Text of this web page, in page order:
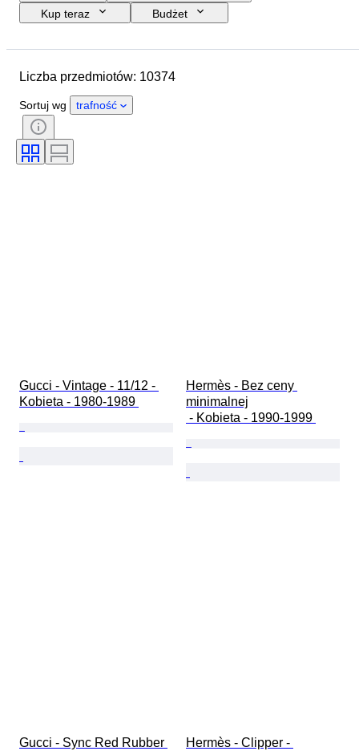
Kup teraz
Budżet
Długość paska zegarka
Kraj pochodzenia
Płeć
Stan
Okres
Tematyka
Liczba przedmiotów: 10374
Sortuj wg trafność
Gucci - Vintage - 11/12 -
Kobieta - 1980-1989
Hermès - Bez ceny
minimalnej
- Kobieta - 1990-1999
Gucci - Sync Red Rubber
Hermès - Clipper -